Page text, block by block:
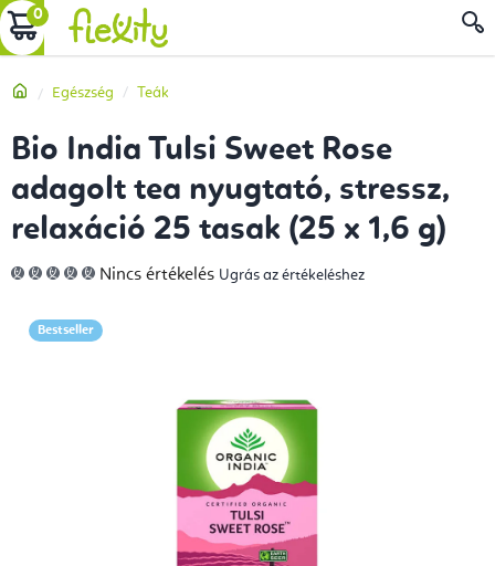
Ugrás
a
tartalomhoz
KOSÁR
Kezdőlap
Egészség Teák
Bio India Tulsi Sweet Rose
adagolt tea nyugtató, stressz,
relaxáció 25 tasak (25 x 1,6 g)
A
termék
5-
ből
Nincs értékelés Ugrás az értékeléshez
Bestseller